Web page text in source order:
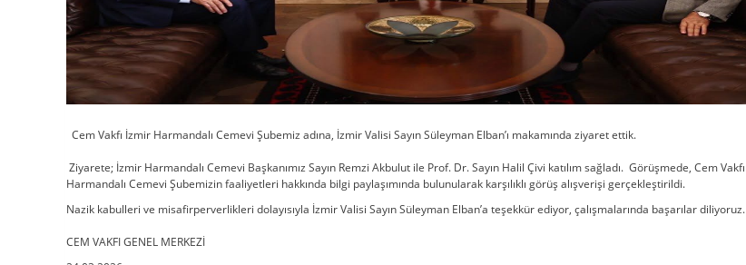
Cem Vakfı İzmir Harmandalı Cemevi Şubemiz adına, İzmir Valisi Sayın Süleyman Elban’ı makamında ziyaret ettik.
Ziyarete; İzmir Harmandalı Cemevi Başkanımız Sayın Remzi Akbulut ile Prof. Dr. Sayın Halil Çivi katılım sağladı. Görüşmede, Cem Vakfı
Harmandalı Cemevi Şubemizin faaliyetleri hakkında bilgi paylaşımında bulunularak karşılıklı görüş alışverişi gerçekleştirildi.
Nazik kabulleri ve misafirperverlikleri dolayısıyla İzmir Valisi Sayın Süleyman Elban’a teşekkür ediyor, çalışmalarında başarılar diliyoruz.
CEM VAKFI GENEL MERKEZİ